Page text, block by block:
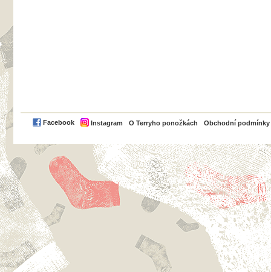
Facebook Instagram O Terryho ponožkách Obchodní podmínky
PayPal